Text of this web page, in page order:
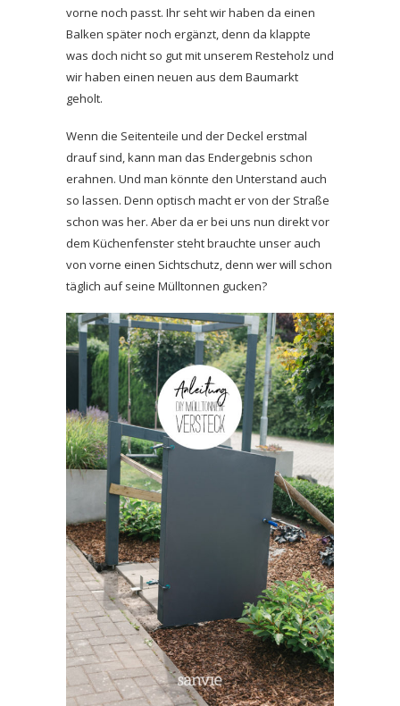
vorne noch passt. Ihr seht wir haben da einen
Balken später noch ergänzt, denn da klappte
was doch nicht so gut mit unserem Resteholz und
wir haben einen neuen aus dem Baumarkt
geholt.
Wenn die Seitenteile und der Deckel erstmal
drauf sind, kann man das Endergebnis schon
erahnen. Und man könnte den Unterstand auch
so lassen. Denn optisch macht er von der Straße
schon was her. Aber da er bei uns nun direkt vor
dem Küchenfenster steht brauchte unser auch
von vorne einen Sichtschutz, denn wer will schon
täglich auf seine Mülltonnen gucken?